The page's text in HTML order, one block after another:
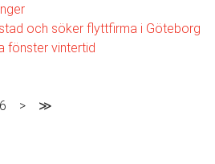
och söker flyttfirma i Göteborg
fönster vintertid
6 > ≫